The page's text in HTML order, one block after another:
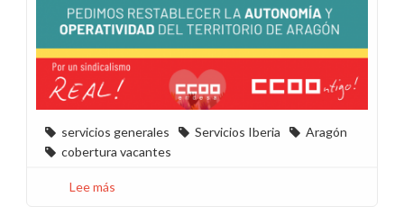
servicios generales Servicios Iberia
Aragón
cobertura vacantes
Lee más